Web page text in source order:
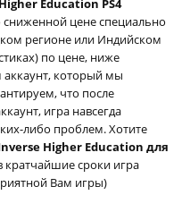
Education PS4
сниженной цене специально
регионе или Индийском
по цене, ниже
аккаунт, который мы
что после
игра навсегда
либо проблем. Хотите
Higher Education для
кратчайшие сроки игра
Вам игры)